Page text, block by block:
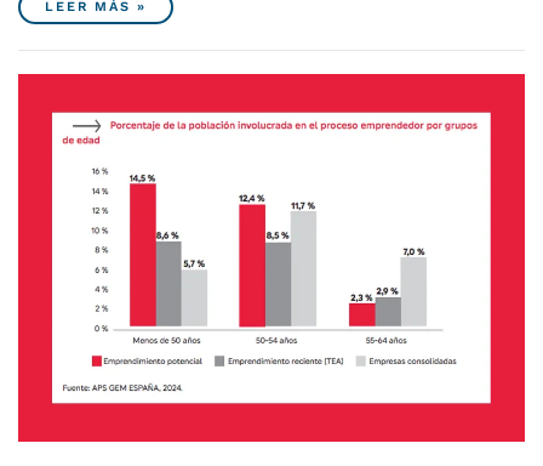
LEER MÁS »